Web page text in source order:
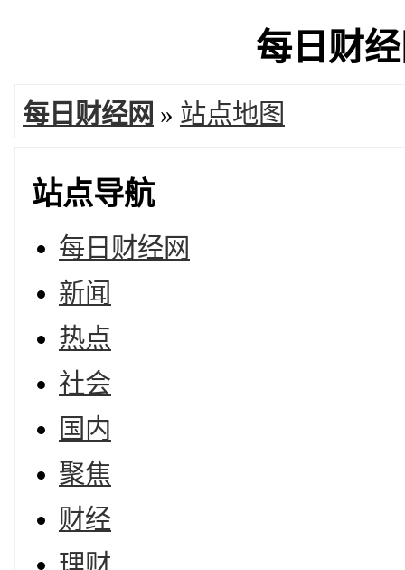
每日财
每日财经网 » 站点地图
站点导航
每日财经网
新闻
热点
社会
国内
聚焦
财经